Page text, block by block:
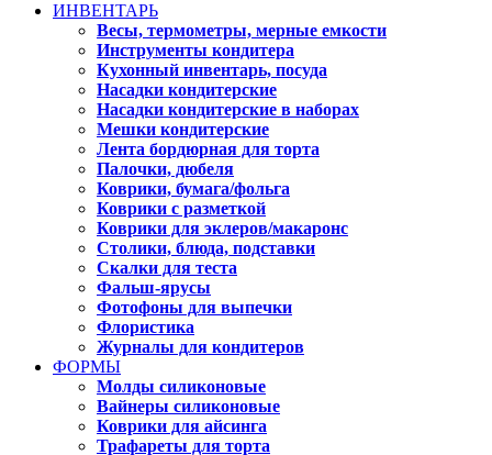
ИНВЕНТАРЬ
Весы, термометры, мерные емкости
Инструменты кондитера
Кухонный инвентарь, посуда
Насадки кондитерские
Насадки кондитерские в наборах
Мешки кондитерские
Лента бордюрная для торта
Палочки, дюбеля
Коврики, бумага/фольга
Коврики с разметкой
Коврики для эклеров/макаронс
Столики, блюда, подставки
Скалки для теста
Фальш-ярусы
Фотофоны для выпечки
Флористика
Журналы для кондитеров
ФОРМЫ
Молды силиконовые
Вайнеры силиконовые
Коврики для айсинга
Трафареты для торта